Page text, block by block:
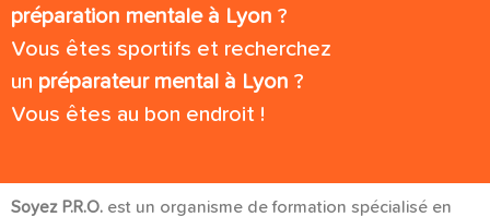
préparation mentale à Lyon ?
Vous êtes sportifs et recherchez
un préparateur mental à Lyon ?
Vous êtes au bon endroit !
Soyez P.R.O. est un organisme de formation spécialisé en